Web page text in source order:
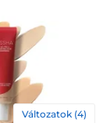
Változatok (4)